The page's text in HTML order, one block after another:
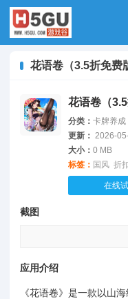
花语卷（3.5折免费
花语卷（
分类： 卡牌养成
更新： 2026-
大小： 0 MB
标签： 国风 折
在线
截图
应用介绍
《花语卷》是一款以山